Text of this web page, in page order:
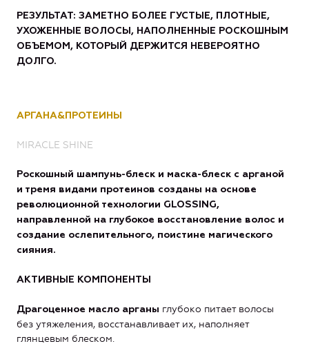
РЕЗУЛЬТАТ: ЗАМЕТНО БОЛЕЕ ГУСТЫЕ, ПЛОТНЫЕ,
УХОЖЕННЫЕ ВОЛОСЫ, НАПОЛНЕННЫЕ РОСКОШНЫМ
ОБЪЕМОМ, КОТОРЫЙ ДЕРЖИТСЯ НЕВЕРОЯТНО
ДОЛГО.
АРГАНА&ПРОТЕИНЫ
MIRACLE SHINE
Роскошный шампунь-блеск и маска-блеск с арганой
и тремя видами протеинов созданы на основе
революционной технологии GLOSSING,
направленной на глубокое восстановление волос и
создание ослепительного, поистине магического
сияния.
АКТИВНЫЕ КОМПОНЕНТЫ
Драгоценное масло арганы глубоко питает волосы
без утяжеления, восстанавливает их, наполняет
глянцевым блеском.